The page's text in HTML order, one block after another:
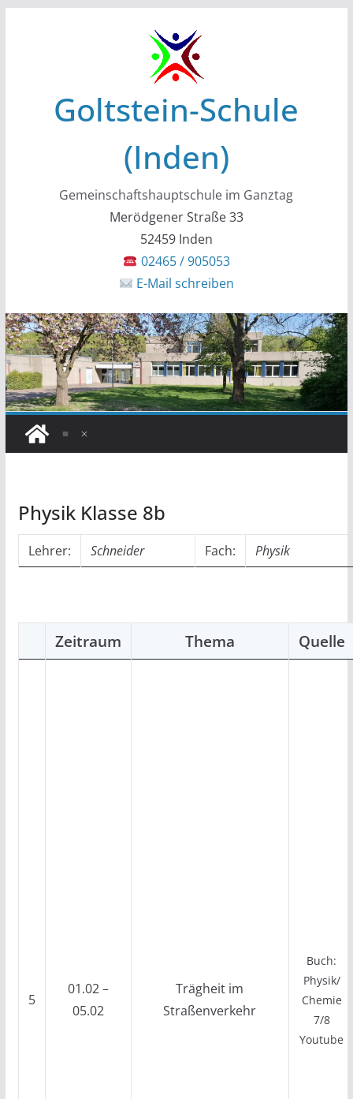
Goltstein-Schule
(Inden)
Gemeinschaftshauptschule im Ganztag
Merödgener Straße 33
52459 Inden
02465 / 905053
E-Mail schreiben
Physik Klasse 8b
Lehrer: Schneider Fach: Physik
Zeitraum Thema Quelle
5
01.02 –
05.02
Trägheit im
Straßenverkehr
Buch:
Physik/
Chemie
7/8
Youtube